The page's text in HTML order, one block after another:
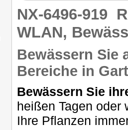
NX-6496-919
WLAN,
Bewässern Sie
Bereiche in
Bewässern Sie
heißen Tagen oder
Ihre Pflanzen